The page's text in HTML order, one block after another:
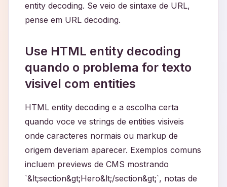
entity decoding. Se veio de sintaxe de URL,
pense em URL decoding.
Use HTML entity decoding
quando o problema for texto
visivel com entities
HTML entity decoding e a escolha certa
quando voce ve strings de entities visiveis
onde caracteres normais ou markup de
origem deveriam aparecer. Exemplos comuns
incluem previews de CMS mostrando
`&lt;section&gt;Hero&lt;/section&gt;`, notas de